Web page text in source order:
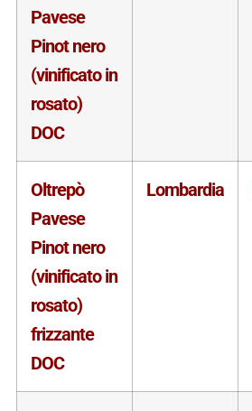
Pavese
Pinot nero
(vinificato in
rosato)
DOC
Oltrepò
Pavese
Pinot nero
(vinificato in
rosato)
frizzante
DOC
Lombardia